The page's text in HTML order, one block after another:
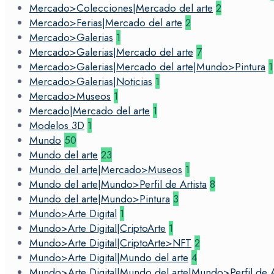
Mercado>Colecciones|Mercado del arte 2
Mercado>Ferias|Mercado del arte 2
Mercado>Galerias 1
Mercado>Galerias|Mercado del arte 7
Mercado>Galerias|Mercado del arte|Mundo>Pintura 1
Mercado>Galerias|Noticias 1
Mercado>Museos 1
Mercado|Mercado del arte 1
Modelos 3D 1
Mundo 50
Mundo del arte 23
Mundo del arte|Mercado>Museos 1
Mundo del arte|Mundo>Perfil de Artista 8
Mundo del arte|Mundo>Pintura 3
Mundo>Arte Digital 1
Mundo>Arte Digital|CriptoArte 1
Mundo>Arte Digital|CriptoArte>NFT 2
Mundo>Arte Digital|Mundo del arte 4